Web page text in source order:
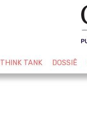
THINK TANK DOSSIÊ